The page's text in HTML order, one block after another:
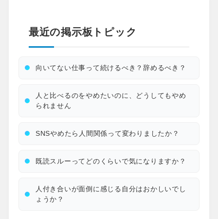
最近の掲示板トピック
向いてない仕事って続けるべき？辞めるべき？
人と比べるのをやめたいのに、どうしてもやめ
られません
SNSやめたら人間関係って変わりましたか？
既読スルーってどのくらいで気になりますか？
人付き合いが面倒に感じる自分はおかしいでし
ょうか？